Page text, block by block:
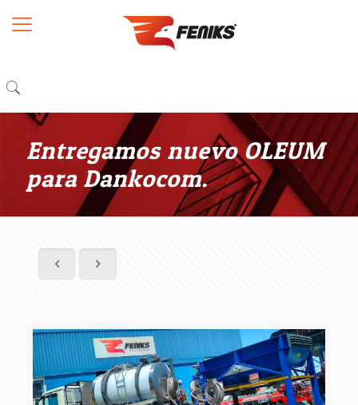
Entregamos nuevo OLEUM
para Dankocom.